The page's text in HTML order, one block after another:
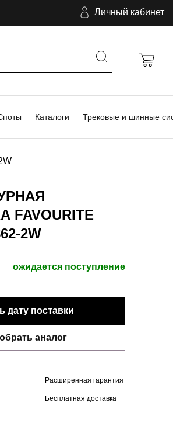
Личный кабинет
Каталоги Трековые и шинные
FAVOURITE
2W
ожидается поступление
дату поставки
аналог
Расширенная гарантия
Бесплатная доставка